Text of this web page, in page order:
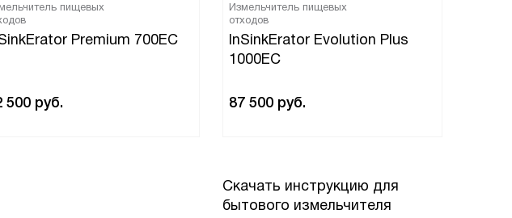
пищевых
Premium 700EC
500 руб.
Измельчитель пищевых
отходов
InSinkErator Evolution Plus
1000EC
87 500 руб.
Скачать инструкцию для
бытового измельчителя